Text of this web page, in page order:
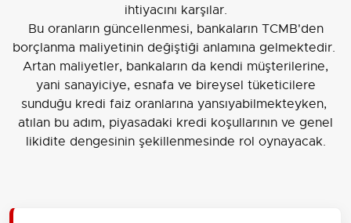
ihtiyacını karşılar.
Bu oranların güncellenmesi, bankaların TCMB'den
borçlanma maliyetinin değiştiği anlamına gelmektedir.
Artan maliyetler, bankaların da kendi müşterilerine,
yani sanayiciye, esnafa ve bireysel tüketicilere
sunduğu kredi faiz oranlarına yansıyabilmekteyken,
atılan bu adım, piyasadaki kredi koşullarının ve genel
likidite dengesinin şekillenmesinde rol oynayacak.